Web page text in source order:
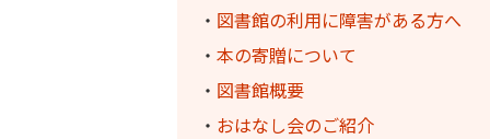
・ 図書館の利用に障害がある方へ
・ 本の寄贈について
・ 図書館概要
・ おはなし会のご紹介